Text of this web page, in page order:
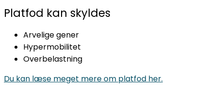
Platfod kan skyldes
Arvelige gener
Hypermobilitet
Overbelastning
Du kan læse meget mere om platfod her.